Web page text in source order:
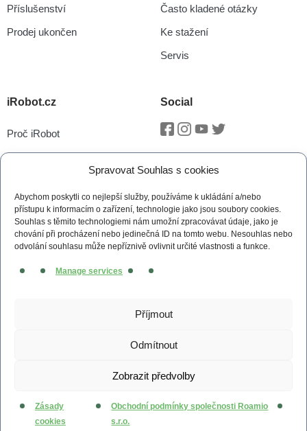
Spravovat Souhlas s cookies
Abychom poskytli co nejlepší služby, používáme k ukládání a/nebo
přístupu k informacím o zařízení, technologie jako jsou soubory cookies.
Souhlas s těmito technologiemi nám umožní zpracovávat údaje, jako je
chování při procházení nebo jedinečná ID na tomto webu. Nesouhlas nebo
odvolání souhlasu může nepříznivě ovlivnit určité vlastnosti a funkce.
Manage services
Příjmout
Odmítnout
Zobrazit předvolby
Zásady
cookies
Obchodní podmínky společnosti Roamio
s.r.o.
Příslušenství
Prodej ukončen
Často kladené otázky
Ke stažení
Servis
iRobot.cz
Proč iRobot
iRobot OS
Technologie vSLAM®
Novinky
Tiskové zprávy
Kontakt
Social
Facebook
Instagram
Youtube
© 2026 irobot.cz All Rights Reserved